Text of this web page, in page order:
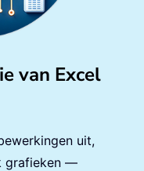
van Excel
uit,
grafieken —